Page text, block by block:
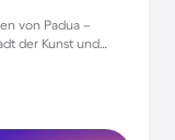
von Padua –
der Kunst und